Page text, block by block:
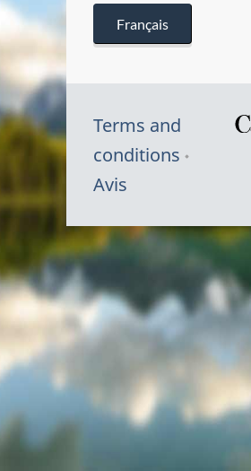
Français
Terms and
conditions
Avis